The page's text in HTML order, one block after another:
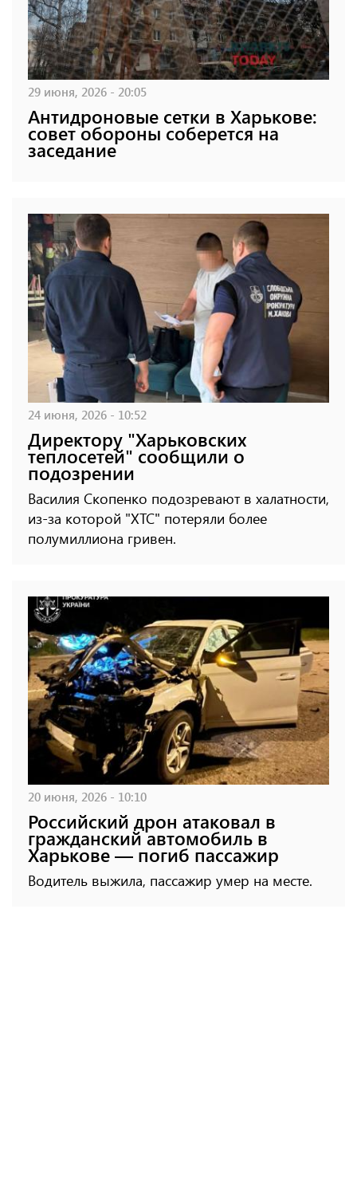
29 июня, 2026 - 20:05
Антидроновые сетки в Харькове:
совет обороны соберется на
заседание
24 июня, 2026 - 10:52
Директору "Харьковских
теплосетей" сообщили о
подозрении
Василия Скопенко подозревают в халатности,
из-за которой "ХТС" потеряли более
полумиллиона гривен.
20 июня, 2026 - 10:10
Российский дрон атаковал в
гражданский автомобиль в
Харькове — погиб пассажир
Водитель выжила, пассажир умер на месте.